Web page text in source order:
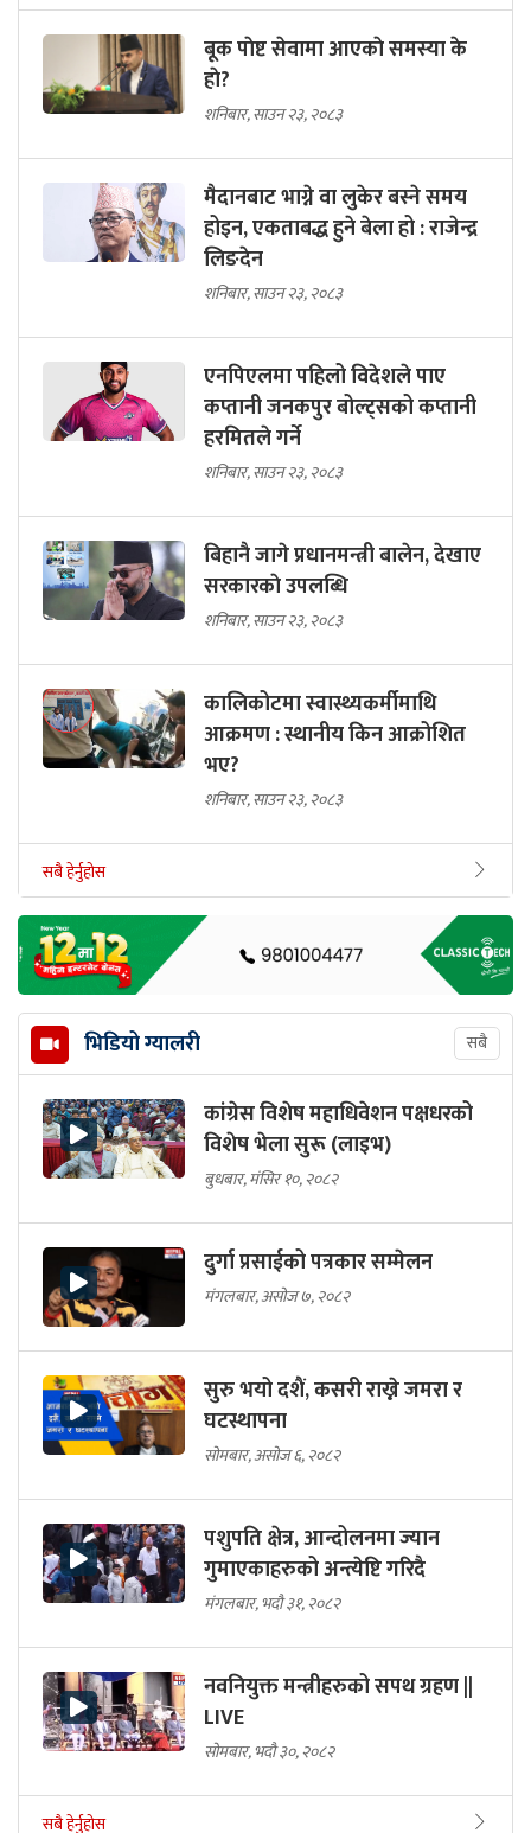
बूक पाेष्ट सेवामा आएकाे समस्या के
हाे?
शनिबार, साउन २३, २०८३
मैदानबाट भाग्ने वा लुकेर बस्ने समय
होइन, एकताबद्ध हुने बेला हो : राजेन्द्र
लिङदेन
शनिबार, साउन २३, २०८३
एनपिएलमा पहिलो विदेशले पाए
कप्तानी जनकपुर बोल्ट्सको कप्तानी
हरमितले गर्ने
शनिबार, साउन २३, २०८३
बिहानै जागे प्रधानमन्त्री बालेन, देखाए
सरकारकाे उपलब्धि
शनिबार, साउन २३, २०८३
कालिकोटमा स्वास्थ्यकर्मीमाथि
आक्रमण : स्थानीय किन आक्रोशित
भए?
शनिबार, साउन २३, २०८३
सबै हेर्नुहोस
भिडियो ग्यालरी सबै
कांग्रेस विशेष महाधिवेशन पक्षधरको
विशेष भेला सुरू (लाइभ)
बुधबार, मंसिर १०, २०८२
दुर्गा प्रसाईको पत्रकार सम्मेलन
मंगलबार, असोज ७, २०८२
सुरु भयो दशैं, कसरी राख्ने जमरा र
घटस्थापना
सोमबार, असोज ६, २०८२
पशुपति क्षेत्र, आन्दोलनमा ज्यान
गुमाएकाहरुको अन्त्येष्टि गरिदै
मंगलबार, भदौ ३१, २०८२
नवनियुक्त मन्त्रीहरुको सपथ ग्रहण ||
LIVE
सोमबार, भदौ ३०, २०८२
सबै हेर्नुहोस